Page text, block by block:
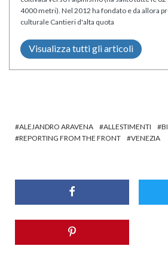
4000 metri). Nel 2012 ha fondato e da allora
culturale Cantieri d'alta quota
Visualizza tutti gli articoli
ALEJANDRO ARAVENA ALLESTIMENTI
REPORTING FROM THE FRONT
VENEZIA